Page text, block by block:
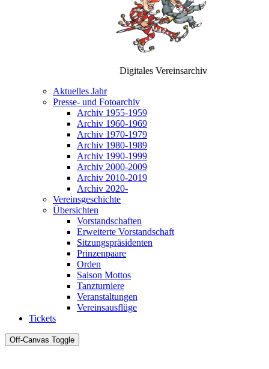
Digitales Vereinsarchiv
Aktuelles Jahr
Presse- und Fotoarchiv
Archiv 1955-1959
Archiv 1960-1969
Archiv 1970-1979
Archiv 1980-1989
Archiv 1990-1999
Archiv 2000-2009
Archiv 2010-2019
Archiv 2020-
Vereinsgeschichte
Übersichten
Vorstandschaften
Erweiterte Vorstandschaft
Sitzungspräsidenten
Prinzenpaare
Orden
Saison Mottos
Tanzturniere
Veranstaltungen
Vereinsausflüge
Tickets
Off-Canvas Toggle